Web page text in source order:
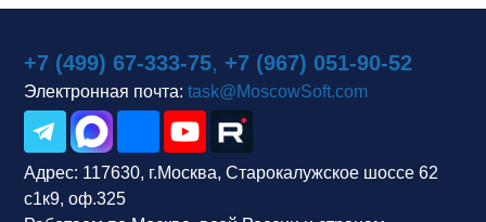
+7 (499) 67-333-75, +7 (967) 051-90-52
Электронная почта: task@MoscowSoft.com
Адрес: 117630, г.Москва, Старокалужское шоссе 62
с1к9, оф.325